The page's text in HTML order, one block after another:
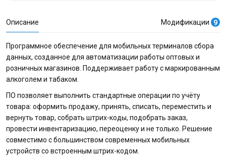
Описание Модификации 9
Программное обеспечение для мобильных терминалов сбора
данных, созданное для автоматизации работы оптовых и
розничных магазинов. Поддерживает работу с маркированным
алкоголем и табаком.
ПО позволяет выполнить стандартные операции по учёту
товара: оформить продажу, принять, списать, переместить и
вернуть товар, собрать штрих-коды, подобрать заказ,
провести инвентаризацию, переоценку и не только. Решение
совместимо с большинством современных мобильных
устройств со встроенным штрих-кодом.